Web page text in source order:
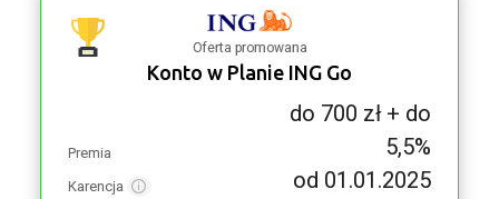
Oferta promowana
Konto w Planie ING Go
Premia
do 700 zł + do
5,5%
Karencja od 01.01.2025